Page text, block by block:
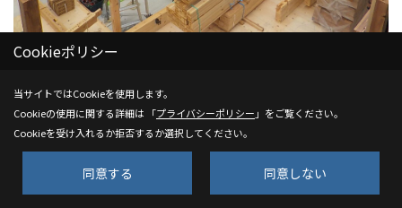
上棟
ていきます。上まで突き出ている長い柱を「通し柱」とい
い、各階を一体化させる事で、構造的な強度を高める通し柱
は、軸組工法の構造材としては大変重要な部材となります。
Cookieポリシー
当サイトではCookieを使用します。
Cookieの使用に関する詳細は 「プライバシーポリシー 」をご覧ください。
Cookieを受け入れるか拒否するか選択してください。
同意する 同意しない